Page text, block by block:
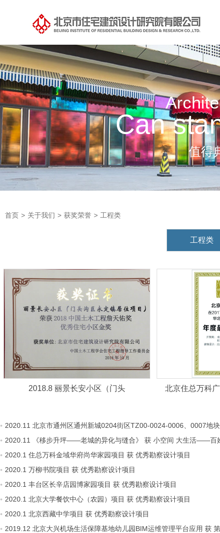
Can
值得
首页 > 关于我们 > 获奖荣誉 > 工程类
工程类
2018.8 丽景长安小区（门头 北京住总万科
2020.11 北京市通州区通州新城0204街区TZ00-0024-0006、0007地
2020.11 《移步升坪——老城的异化与缝合》 获 小空间 大生活——百
2020.1 住总万科金域华府尚华家园项目 获 优秀勘察设计项目
2020.1 万柳书院项目 获 优秀勘察设计项目
2020.1 丰台区长辛店园博家园项目 获 优秀勘察设计项目
2020.1 北京大学餐饮中心（农园）项目 获 优秀勘察设计项目
2020.1 北京西藏中学项目 获 优秀勘察设计项目
2019.12 北京大兴机场生活保障基地幼儿园BIM运维管理平台应用 获